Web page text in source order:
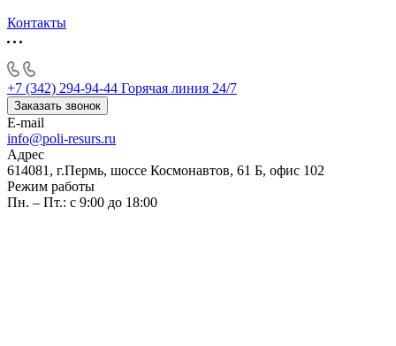
Контакты
+7 (342) 294-94-44 Горячая линия 24/7
Заказать звонок
E-mail
info@poli-resurs.ru
Адрес
614081, г.Пермь, шоссе Космонавтов, 61 Б, офис 102
Режим работы
Пн. – Пт.: с 9:00 до 18:00